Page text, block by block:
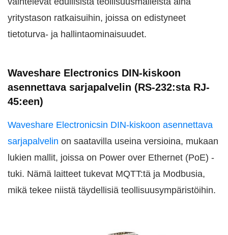
yritystason ratkaisuihin, joissa on edistyneet
tietoturva- ja hallintaominaisuudet.
Waveshare Electronics DIN-kiskoon
asennettava sarjapalvelin (RS-232:sta RJ-
45:een)
Waveshare Electronicsin DIN-kiskoon asennettava
sarjapalvelin on saatavilla useina versioina, mukaan
lukien mallit, joissa on Power over Ethernet (PoE) -
tuki. Nämä laitteet tukevat MQTT:tä ja Modbusia,
mikä tekee niistä täydellisiä teollisuusympäristöihin.